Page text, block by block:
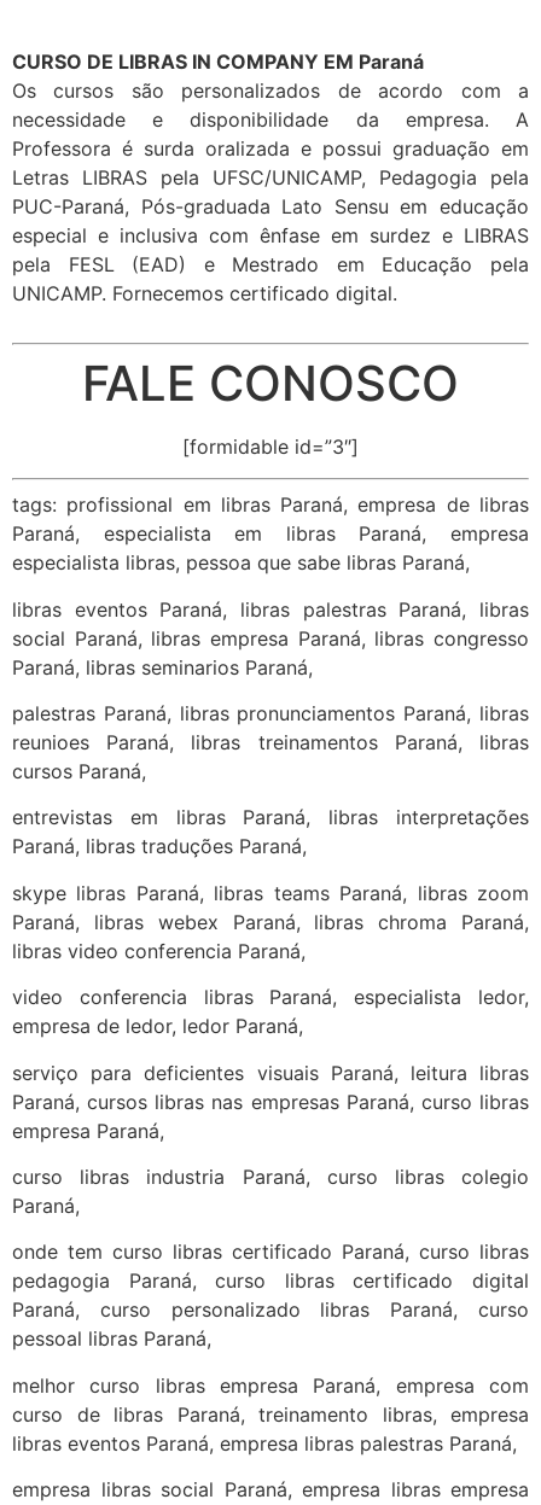
CURSO DE LIBRAS IN COMPANY EM Paraná
Os cursos são personalizados de acordo com a
necessidade e disponibilidade da empresa. A
Professora é surda oralizada e possui graduação em
Letras LIBRAS pela UFSC/UNICAMP, Pedagogia pela
PUC-Paraná, Pós-graduada Lato Sensu em educação
especial e inclusiva com ênfase em surdez e LIBRAS
pela FESL (EAD) e Mestrado em Educação pela
UNICAMP. Fornecemos certificado digital.
FALE CONOSCO
[formidable id=”3″]
tags: profissional em libras Paraná, empresa de libras
Paraná, especialista em libras Paraná, empresa
especialista libras, pessoa que sabe libras Paraná,
libras eventos Paraná, libras palestras Paraná, libras
social Paraná, libras empresa Paraná, libras congresso
Paraná, libras seminarios Paraná,
palestras Paraná, libras pronunciamentos Paraná, libras
reunioes Paraná, libras treinamentos Paraná, libras
cursos Paraná,
entrevistas em libras Paraná, libras interpretações
Paraná, libras traduções Paraná,
skype libras Paraná, libras teams Paraná, libras zoom
Paraná, libras webex Paraná, libras chroma Paraná,
libras video conferencia Paraná,
video conferencia libras Paraná, especialista ledor,
empresa de ledor, ledor Paraná,
serviço para deficientes visuais Paraná, leitura libras
Paraná, cursos libras nas empresas Paraná, curso libras
empresa Paraná,
curso libras industria Paraná, curso libras colegio
Paraná,
onde tem curso libras certificado Paraná, curso libras
pedagogia Paraná, curso libras certificado digital
Paraná, curso personalizado libras Paraná, curso
pessoal libras Paraná,
melhor curso libras empresa Paraná, empresa com
curso de libras Paraná, treinamento libras, empresa
libras eventos Paraná, empresa libras palestras Paraná,
empresa libras social Paraná, empresa libras empresa